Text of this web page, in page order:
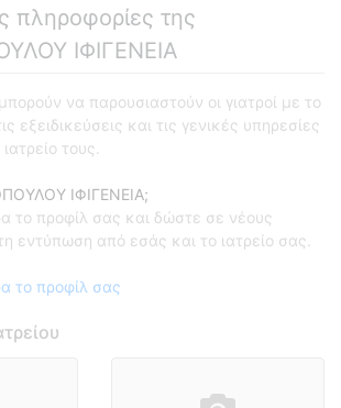
πληροφορίες της
ΙΦΙΓΕΝΕΙΑ
να παρουσιαστούν οι γιατροί με το
εξειδικεύσεις και τις γενικές υπηρεσίες
τους.
ΙΦΙΓΕΝΕΙΑ;
το προφίλ σας και δώστε σε νέους
εντύπωση από εσάς και το ιατρείο σας.
το προφίλ σας